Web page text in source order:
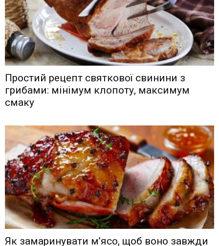
Простий рецепт святкової свинини з
грибами: мінімум клопоту, максимум
смаку
Як замаринувати м’ясо, щоб воно завжди